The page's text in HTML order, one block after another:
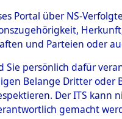
Portal über NS-
und Parteien oder
Sie persönlich dafür
Belange Dritter
Der ITS
gemacht